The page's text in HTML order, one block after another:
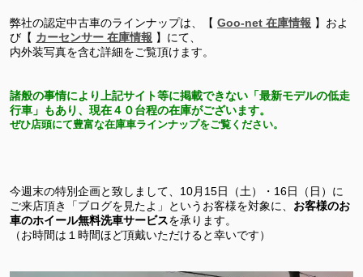
弊社の認定中古車のラインナップは、【 Goo-net 在庫情報 】およ
び【 カーセンサー 在庫情報 】にて、
内外装写真を含む詳細をご覧頂けます。
諸般の事情により上記サイト等に掲載できない「最新モデルの低走
行車」もあり、現在４０台程の在庫がございます。
ぜひ店頭にて豊富な在庫車ラインナップをご覧ください。
今週末の特別企画と致しまして、10月15日（土）・16日（日）に
ご来店頂き「ブログを見たよ」というお客様を対象に、 お客様のお
車のホイール無料洗車サービスを承ります。
（お時間は１時間ほど頂戴いただけると幸いです）